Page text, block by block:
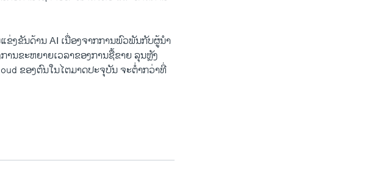
ຂ່ງຂັນດ້ານ AI ເນື່ອງຈາກການພົວພັນກັບຜູ້ນໍາ
ານຂະຫຍາຍເວລາຂອງການຊື້ຂາຍ ລຸນຫຼັງ
ຂອງຕົນໃນໄຕມາດປະຈຸບັນ ຈະຕໍ່າກວ່າທີ່